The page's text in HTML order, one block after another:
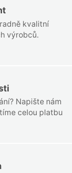
kvalitní
výrobců.
Napište nám
celou platbu